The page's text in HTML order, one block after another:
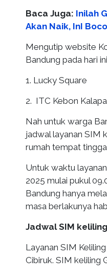
Baca Juga: Inilah
Akan Naik, InI
Mengutip website
Bandung pada hari
1. Lucky Square
2. ITC Kebon Kalapa
Nah untuk warga
jadwal layanan SIM
rumah tempat
Untuk waktu
2025 mulai pukul
Bandung hanya
masa berlakunya
Jadwal SIM
Layanan SIM
Cibiruk. SIM keliling